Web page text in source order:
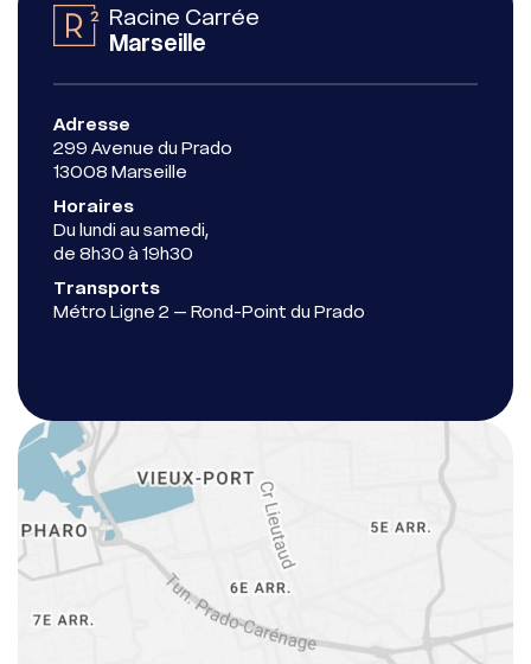
Racine Carrée
Marseille
Adresse
299 Avenue du Prado
13008 Marseille
Horaires
Du lundi au samedi,
de 8h30 à 19h30
Transports
Métro Ligne 2 – Rond-Point du Prado